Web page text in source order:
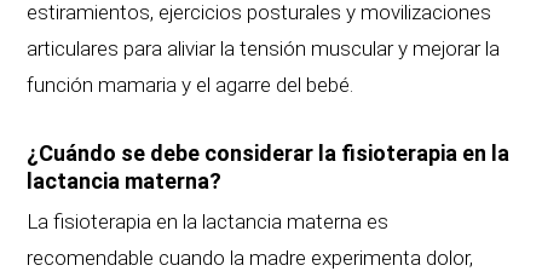
estiramientos, ejercicios posturales y movilizaciones
articulares para aliviar la tensión muscular y mejorar la
función mamaria y el agarre del bebé.
¿Cuándo se debe considerar la fisioterapia en la
lactancia materna?
La fisioterapia en la lactancia materna es
recomendable cuando la madre experimenta dolor,